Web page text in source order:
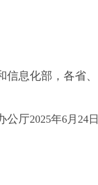
息化部，各省、
公厅2025年6月24